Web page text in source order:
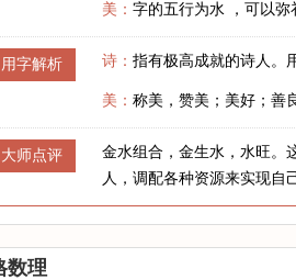
美： 字的五行为水 ，可以弥
用字解析 诗： 指有极高成就的诗人。
美： 称美，赞美；美好；善
大师点评
金水组合，金生水，水旺。
人，调配各种资源来实现自
数理